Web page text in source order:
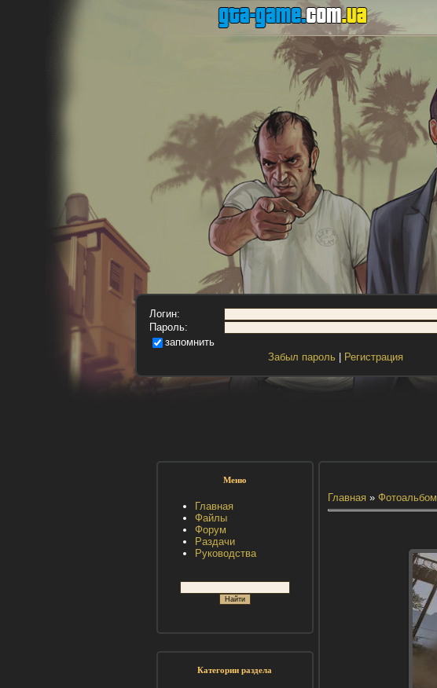
Логин:
Пароль:
запомнить
Забыл пароль
Регистрация
Меню
Главная
Файлы
Форум
Раздачи
Руководства
Категории раздела
Главная» Фотоальбом